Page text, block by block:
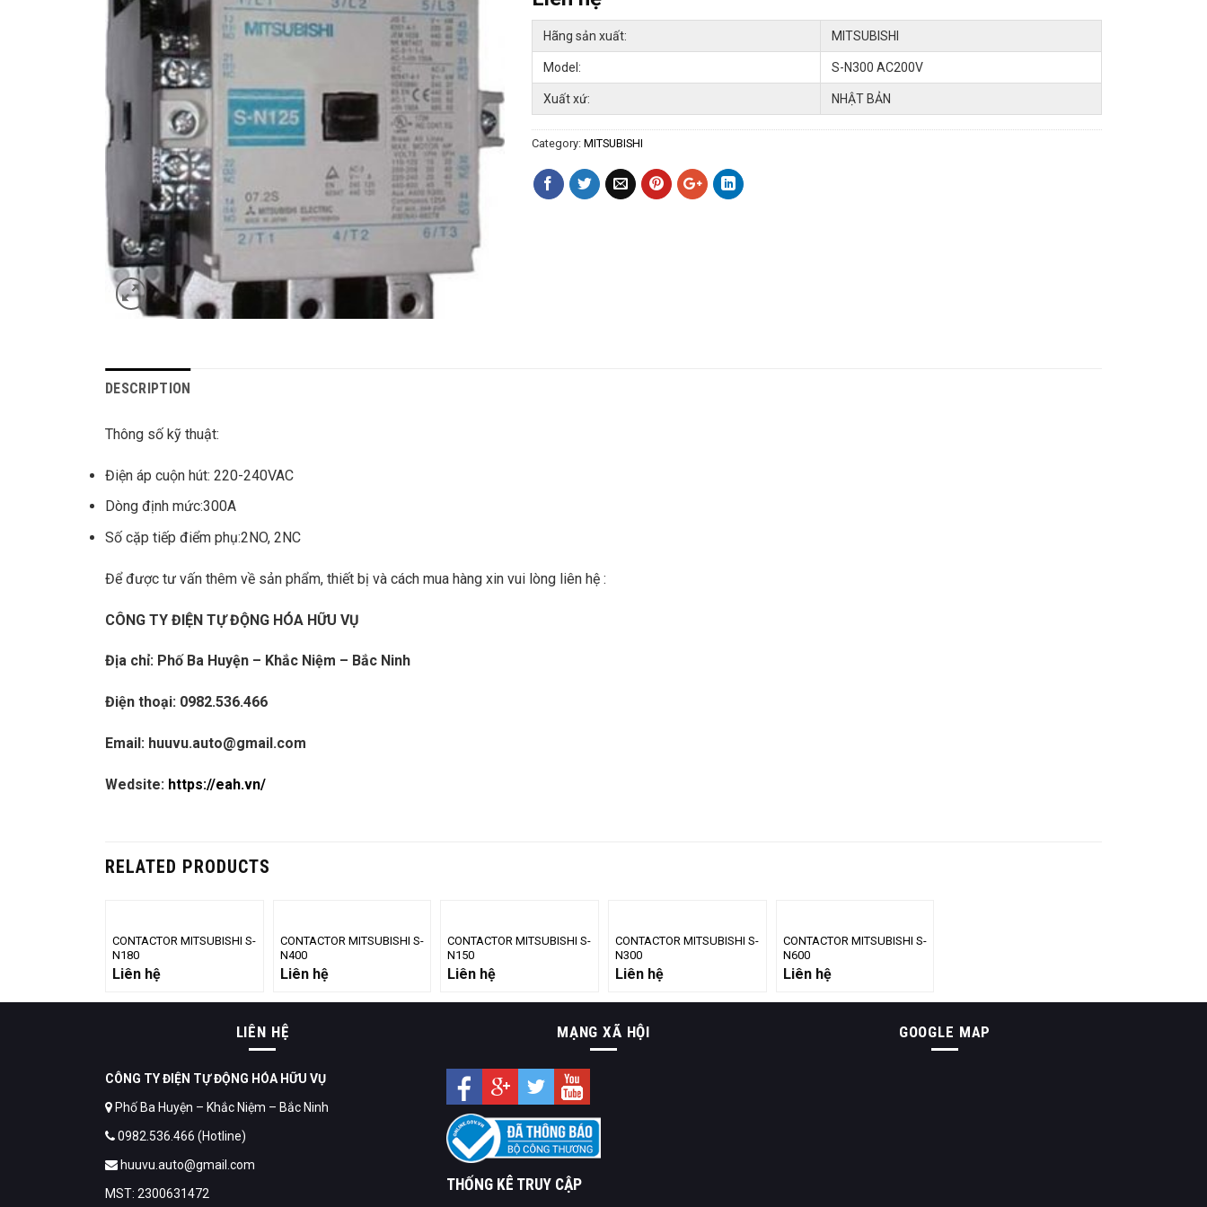
Hãng sản xuất: MITSUBISHI
Model: S-N300 AC200V
Xuất xứ: NHẬT BẢN
Category: MITSUBISHI
DESCRIPTION
Thông số kỹ thuật:
Điện áp cuộn hút: 220-240VAC
Dòng định mức:300A
Số cặp tiếp điểm phụ:2NO, 2NC
Để được tư vấn thêm về sản phẩm, thiết bị và cách mua hàng xin vui lòng liên hệ :
CÔNG TY ĐIỆN TỰ ĐỘNG HÓA HỮU VỤ
Địa chỉ: Phố Ba Huyện – Khắc Niệm – Bắc Ninh
Điện thoại: 0982.536.466
Email: huuvu.auto@gmail.com
Wedsite: https://eah.vn/
RELATED PRODUCTS
CONTACTOR MITSUBISHI S-
N180
Liên hệ
CONTACTOR MITSUBISHI S-
N400
Liên hệ
CONTACTOR MITSUBISHI S-
N150
Liên hệ
CONTACTOR MITSUBISHI S-
N300
Liên hệ
CONTACTOR MITSUBISHI S-
N600
Liên hệ
LIÊN HỆ
CÔNG TY ĐIỆN TỰ ĐỘNG HÓA HỮU VỤ
Phố Ba Huyện – Khắc Niệm – Bắc Ninh
0982.536.466 (Hotline)
huuvu.auto@gmail.com
MST: 2300631472
MẠNG XÃ HỘI
THỐNG KÊ TRUY CẬP
GOOGLE MAP